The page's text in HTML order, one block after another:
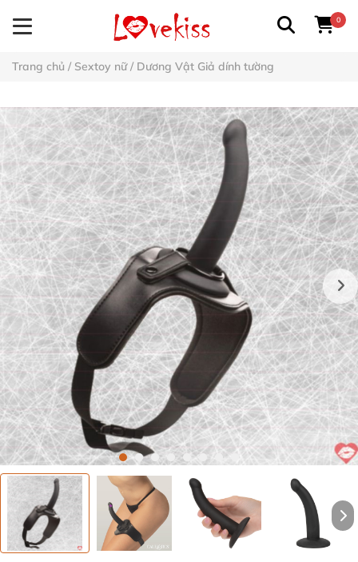
0
Trang chủ / Sextoy nữ/ Dương Vật Giả dính tường